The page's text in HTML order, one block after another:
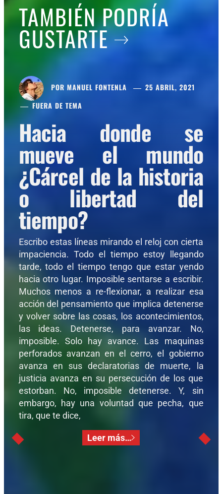
TAMBIÉN PODRÍA
GUSTARTE
POR MANUEL FONTENLA
25 ABRIL, 2021
FUERA DE TEMA
Hacia donde se
mueve el mundo
¿Cárcel de la historia
o libertad del
tiempo?
Escribo estas líneas mirando el reloj con cierta
impaciencia. Todo el tiempo estoy llegando
tarde, todo el tiempo tengo que estar yendo
hacia otro lugar. Imposible sentarse a escribir.
Muchos menos a re-flexionar, a realizar esa
acción del pensamiento que implica detenerse
y volver sobre las cosas, los acontecimientos,
las ideas. Detenerse, para avanzar. No,
imposible. Solo hay avance. Las maquinas
perforados avanzan en el cerro, el gobierno
avanza en sus declaratorias de muerte, la
justicia avanza en su persecución de los que
estorban. No, imposible detenerse. Y, sin
embargo, hay una voluntad que pecha, que
tira, que te dice,
Leer más…